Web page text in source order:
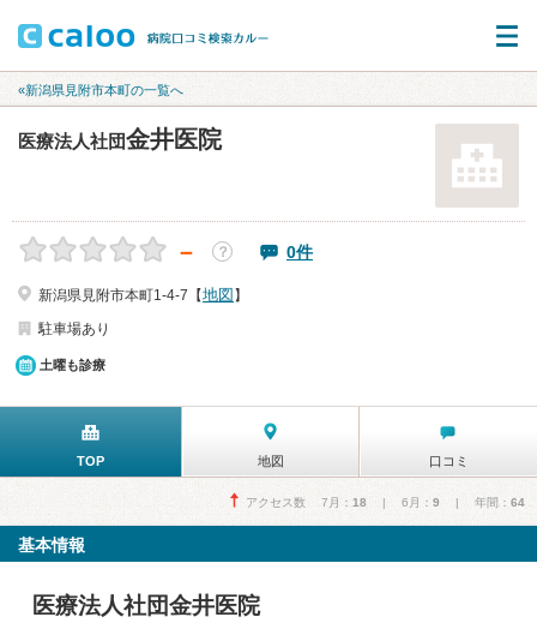
«新潟県見附市本町の一覧へ
医療法人社団金井医院
－ ？ 0件
新潟県見附市本町1-4-7【地図 】
駐車場あり
土曜も診療
TOP 地図 口コミ
アクセス数 7月： 18 | 6月： 9 | 年間： 64
基本情報
医療法人社団金井医院